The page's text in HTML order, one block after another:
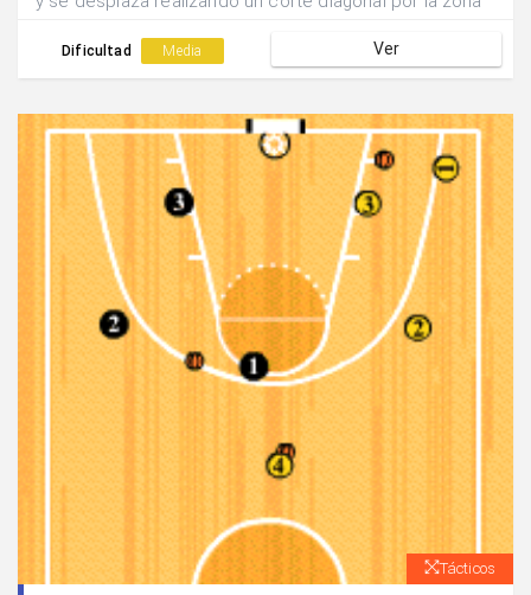
finalizar se rotan las posiciones.
Dificultad Media Ver
Tácticos